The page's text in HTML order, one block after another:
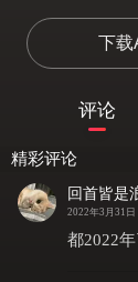
I，
Baby，
下载
评论
精彩评论
回首皆是
2022年3月31日
都2022